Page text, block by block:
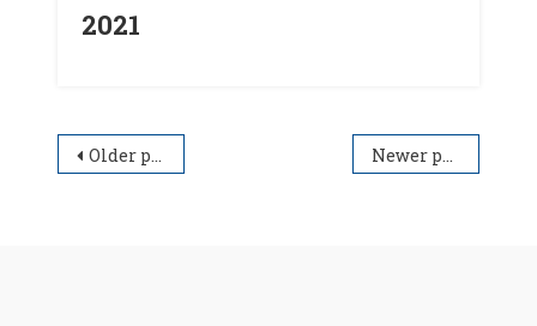
2021
Posts navigation
Older posts Newer posts